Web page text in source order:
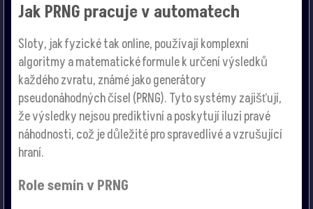
Jak PRNG pracuje v automatech
Sloty, jak fyzické tak online, používají komplexní
algoritmy a matematické formule k určení výsledků
každého zvratu, známé jako generátory
pseudonáhodných čísel (PRNG). Tyto systémy zajišťují,
že výsledky nejsou prediktivní a poskytují iluzi pravé
náhodnosti, což je důležité pro spravedlivé a vzrušující
hraní.
Role semín v PRNG